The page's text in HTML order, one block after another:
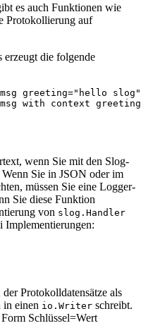
es auch Funktionen wie
Protokollierung auf
erzeugt die folgende
greeting="hello slog"
wenn Sie mit den Slog-
Sie in JSON oder im
müssen Sie eine Logger-
Sie diese Funktion
von slog.Handler
Implementierungen:
Protokolldatensätze als
in einen io.Writer schreibt.
Schlüssel=Wert